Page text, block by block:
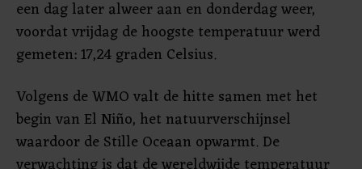
een dag later alweer aan en donderdag weer,
voordat vrijdag de hoogste temperatuur werd
gemeten: 17,24 graden Celsius.
Volgens de WMO valt de hitte samen met het
begin van El Niño, het natuurverschijnsel
waardoor de Stille Oceaan opwarmt. De